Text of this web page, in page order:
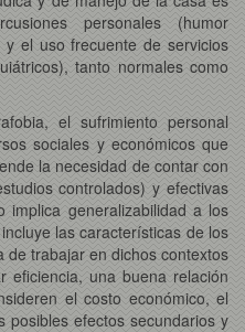
personales (humor
el uso frecuente de servicios
tanto normales como
el sufrimiento personal
sociales y económicos que
la necesidad de contar con
controlados) y efectivas
implica generalizabilidad a los
las características de los
trabajar en dichos contextos
una buena relación
el costo económico, el
posibles efectos secundarios y